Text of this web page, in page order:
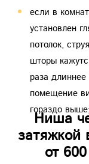
если в
установлен
потолок,
шторы
Ниша
затяжкой
от